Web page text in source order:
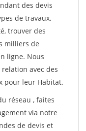
des devis
de travaux.
trouver des
milliers de
ligne. Nous
avec des
pour leur Habitat.
réseau , faites
via notre
de devis et